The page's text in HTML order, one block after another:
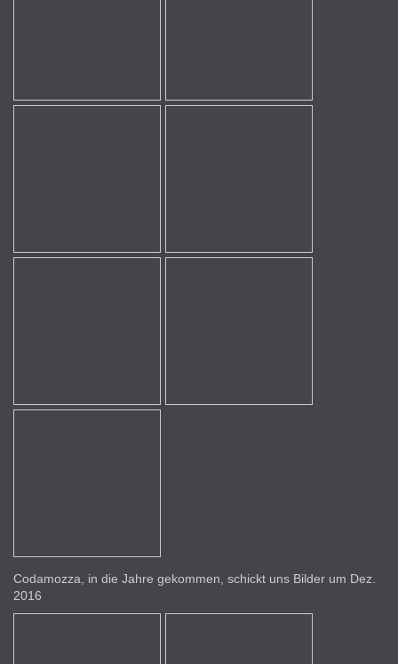
Codamozza, in die Jahre gekommen, schickt uns Bilder um Dez.
2016